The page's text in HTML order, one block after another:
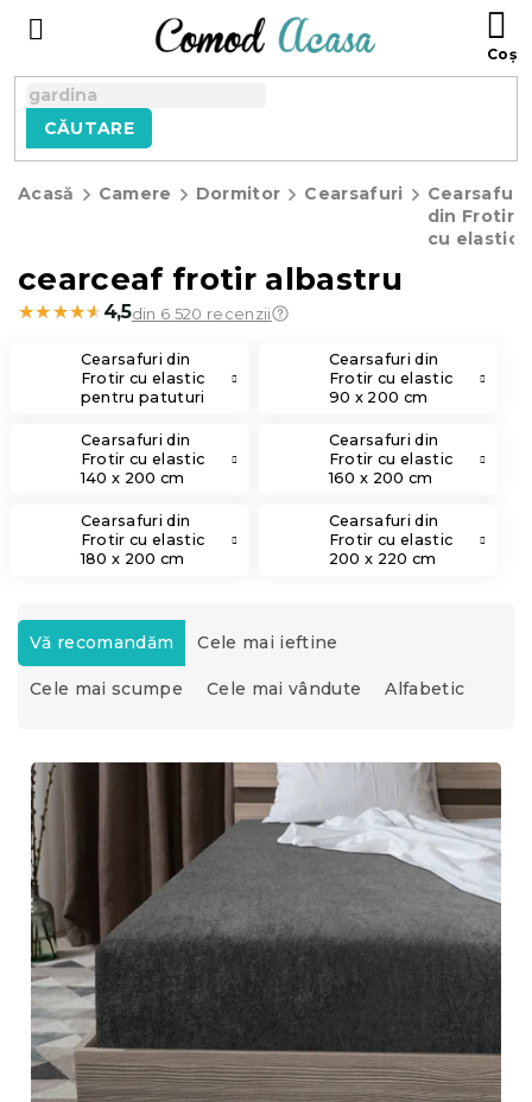
CĂUTARE
Acasă Camere Dormitor Cearsafuri
Cearsafuri
din Frotir
cu elastic
cearceaf frotir albastru
★★★★★
★★★★★ 4,5din 6 520 recenzii
Cearsafuri din
Frotir cu elastic
pentru patuturi
Cearsafuri din
Frotir cu elastic
90 x 200 cm
Cearsafuri din
Frotir cu elastic
140 x 200 cm
Cearsafuri din
Frotir cu elastic
160 x 200 cm
Cearsafuri din
Frotir cu elastic
180 x 200 cm
Cearsafuri din
Frotir cu elastic
200 x 220 cm
S
e
l
e
e
p
o
d
u
u
u
Vă recomandăm Cele mai ieftine
Cele mai scumpe Cele mai vândute Alfabetic
L
ă
p
o
d
u
e